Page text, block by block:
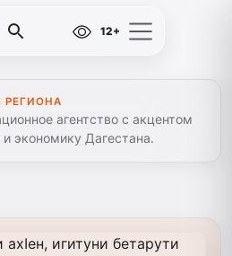
12+
РЕГИОНА
агентство с акцентом
экономику Дагестана.